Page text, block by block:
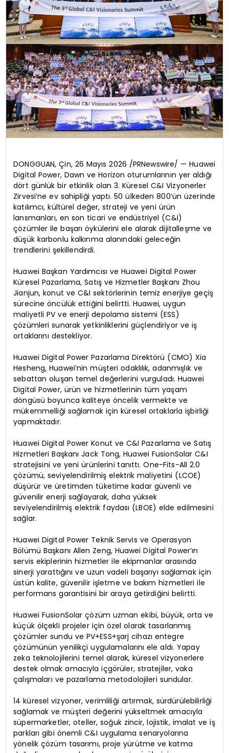
DONGGUAN, Çin, 26 Mayıs 2026 /PRNewswire/ — Huawei
Digital Power, Dawn ve Horizon oturumlarının yer aldığı
dört günlük bir etkinlik olan 3. Küresel C&I Vizyonerler
Zirvesi’ne ev sahipliği yaptı. 50 ülkeden 800’ün üzerinde
katılımcı, kültürel değer, strateji ve yeni ürün
lansmanları, en son ticari ve endüstriyel (C&I)
çözümler ile başarı öykülerini ele alarak dijitalleşme ve
düşük karbonlu kalkınma alanındaki geleceğin
trendlerini şekillendirdi.
Huawei Başkan Yardımcısı ve Huawei Digital Power
Küresel Pazarlama, Satış ve Hizmetler Başkanı Zhou
Jianjun, konut ve C&I sektörlerinin temiz enerjiye geçiş
sürecine öncülük ettiğini belirtti. Huawei, uygun
maliyetli PV ve enerji depolama sistemi (ESS)
çözümleri sunarak yetkinliklerini güçlendiriyor ve iş
ortaklarını destekliyor.
Huawei Digital Power Pazarlama Direktörü (CMO) Xia
Hesheng, Huawei’nin müşteri odaklılık, adanmışlık ve
sebattan oluşan temel değerlerini vurguladı. Huawei
Digital Power, ürün ve hizmetlerinin tüm yaşam
döngüsü boyunca kaliteye öncelik vermekte ve
mükemmelliği sağlamak için küresel ortaklarla işbirliği
yapmaktadır.
Huawei Digital Power Konut ve C&I Pazarlama ve Satış
Hizmetleri Başkanı Jack Tong, Huawei FusionSolar C&I
stratejisini ve yeni ürünlerini tanıttı. One-Fits-All 2.0
çözümü, seviyelendirilmiş elektrik maliyetini (LCOE)
düşürür ve üretimden tüketime kadar güvenli ve
güvenilir enerji sağlayarak, daha yüksek
seviyelendirilmiş elektrik faydası (LBOE) elde edilmesini
sağlar.
Huawei Digital Power Teknik Servis ve Operasyon
Bölümü Başkanı Allen Zeng, Huawei Digital Power’ın
servis ekiplerinin hizmetler ile ekipmanlar arasında
sinerji yarattığını ve uzun vadeli başarıyı sağlamak için
üstün kalite, güvenilir işletme ve bakım hizmetleri ile
performans garantisini bir araya getirdiğini belirtti.
Huawei FusionSolar çözüm uzman ekibi, büyük, orta ve
küçük ölçekli projeler için özel olarak tasarlanmış
çözümler sundu ve PV+ESS+şarj cihazı entegre
çözümünün yenilikçi uygulamalarını ele aldı. Yapay
zeka teknolojilerini temel alarak, küresel vizyonerlere
destek olmak amacıyla içgörüler, stratejiler, vaka
çalışmaları ve pazarlama metodolojileri sundular.
14 küresel vizyoner, verimliliği artırmak, sürdürülebilirliği
sağlamak ve müşteri değerini yükseltmek amacıyla
süpermarketler, oteller, soğuk zincir, lojistik, imalat ve iş
parkları gibi önemli C&I uygulama senaryolarına
yönelik çözüm tasarımı, proje yürütme ve katma